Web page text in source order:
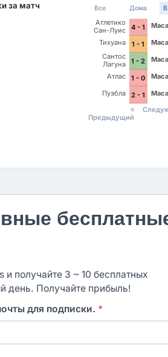
за матч
Все Дома
Атлетико
Сан-Луис
4 - 1
Тихуана
1 - 1
Сантос
Лагуна
1 - 2
Атлас
1 - 0
Пуэбла
2 - 1
Предыдущий
получайте 3 ~ 10 бесплатных
день. Получайте прибыль!
для подписки. *